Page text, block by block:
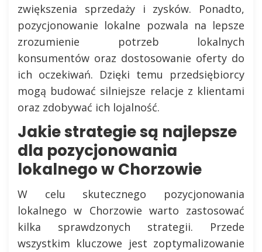
zwiększenia sprzedaży i zysków. Ponadto,
pozycjonowanie lokalne pozwala na lepsze
zrozumienie potrzeb lokalnych
konsumentów oraz dostosowanie oferty do
ich oczekiwań. Dzięki temu przedsiębiorcy
mogą budować silniejsze relacje z klientami
oraz zdobywać ich lojalność.
Jakie strategie są najlepsze
dla pozycjonowania
lokalnego w Chorzowie
W celu skutecznego pozycjonowania
lokalnego w Chorzowie warto zastosować
kilka sprawdzonych strategii. Przede
wszystkim kluczowe jest zoptymalizowanie